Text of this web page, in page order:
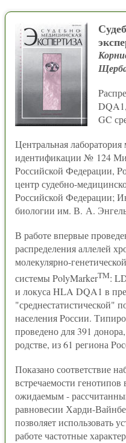
GC
Центральная
идентификации № 124
Pоссийской Федерации,
центp судебно-
Pоссийской Федерации;
биологии им. В. А.
В работе впервые
распределения аллелей
молекулярно-
системы PolyMarkerTM:
и локуса HLA DQA1 в
"среднестатистической"
населения Pоссии.
проведено для 391
родстве, из 61 региона
Показано соответствие
встречаемости генотипов
ожидаемым -
равновесии Харди-
позволяет использовать
работе частотные